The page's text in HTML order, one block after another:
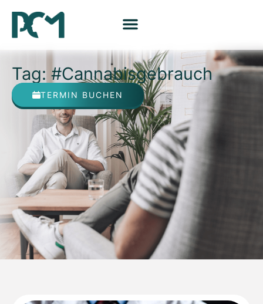
Tag: #Cannabisgebrauch
TERMIN BUCHEN